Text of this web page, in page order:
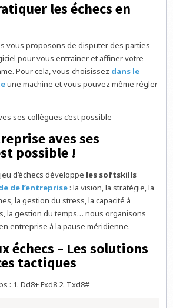
les échecs en
vous proposons de disputer des parties
pour vous entraîner et affiner votre
Pour cela, vous choisissez dans le
une machine et vous pouvez même régler
ses collègues c’est possible
aves ses
possible !
d’échecs développe les softskills
de l’entreprise : la vision, la stratégie, la
la gestion du stress, la capacité à
la gestion du temps… nous organisons
entreprise à la pause méridienne.
échecs – Les solutions
tactiques
: 1. Dd8+ Fxd8 2. Txd8#